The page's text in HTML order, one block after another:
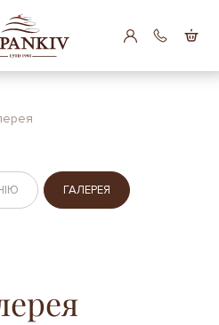
ГАЛЕРЕЯ